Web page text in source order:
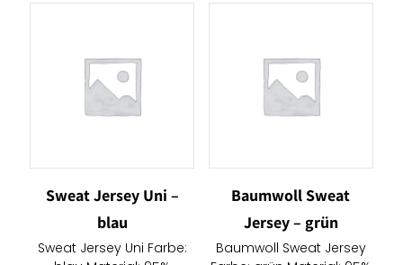
Sweat Jersey Uni –
blau
Sweat Jersey Uni Farbe:
Baumwoll Sweat
Jersey – grün
Baumwoll Sweat Jersey